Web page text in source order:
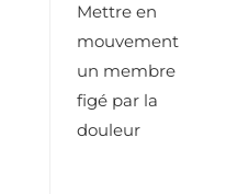
Mettre en
mouvement
un membre
figé par la
douleur